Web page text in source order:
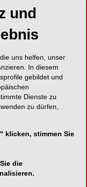
für
sichtbare
und
uns helfen, unser
In diesem
gebildet und
Dienste zu
zu dürfen,
klicken, stimmen Sie
die